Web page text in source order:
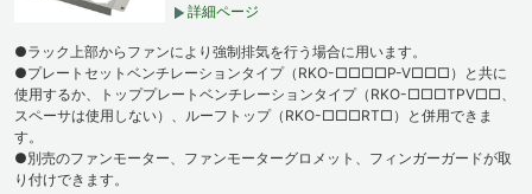
詳細ページ
●ラック上部からファンにより強制排気を行う場合に用います。
●プレートセットベンチレーションタイプ（RKO-□□□□P-V□□□）と共に
使用するか、トッププレートベンチレーションタイプ（RKO-□□□TPV□□、
スペーサは使用しない）、ルーフトップ（RKO-□□□RT□）と併用できま
す。
●別売のファンモーター、ファンモーターグロメット、フィンガーガードが取
り付けできます。